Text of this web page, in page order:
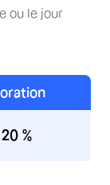
ou le jour
%